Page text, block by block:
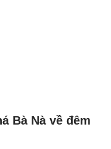
Bà Nà về đêm